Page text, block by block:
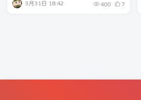
3月31日 18:42 400 7